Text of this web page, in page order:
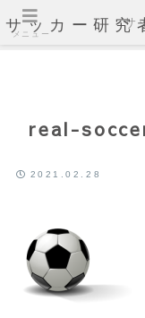
サッカー研究
real-
2021.02.28
メニュー
サ